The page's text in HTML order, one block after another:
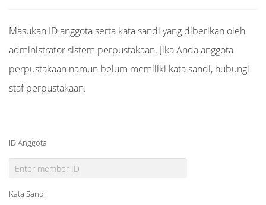
Masukan ID anggota serta kata sandi yang diberikan oleh
administrator sistem perpustakaan. Jika Anda anggota
perpustakaan namun belum memiliki kata sandi, hubungi
staf perpustakaan.
ID Anggota
Kata Sandi